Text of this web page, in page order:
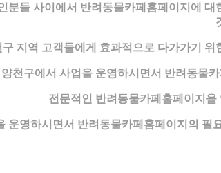
분들 사이에서 반려동물카페홈페이지에
구 지역 고객들에게 효과적으로 다가가기
양천구에서 사업을 운영하시면서 반려동물
전문적인 반려동물카페홈페이지
운영하시면서 반려동물카페홈페이지의